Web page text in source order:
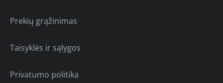
Prekių grąžinimas
Taisyklės ir sąlygos
Privatumo politika